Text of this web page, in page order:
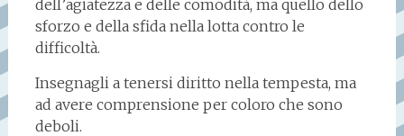
dell’agiatezza e delle comodità, ma quello dello
sforzo e della sfida nella lotta contro le
difficoltà.
Insegnagli a tenersi diritto nella tempesta, ma
ad avere comprensione per coloro che sono
deboli.